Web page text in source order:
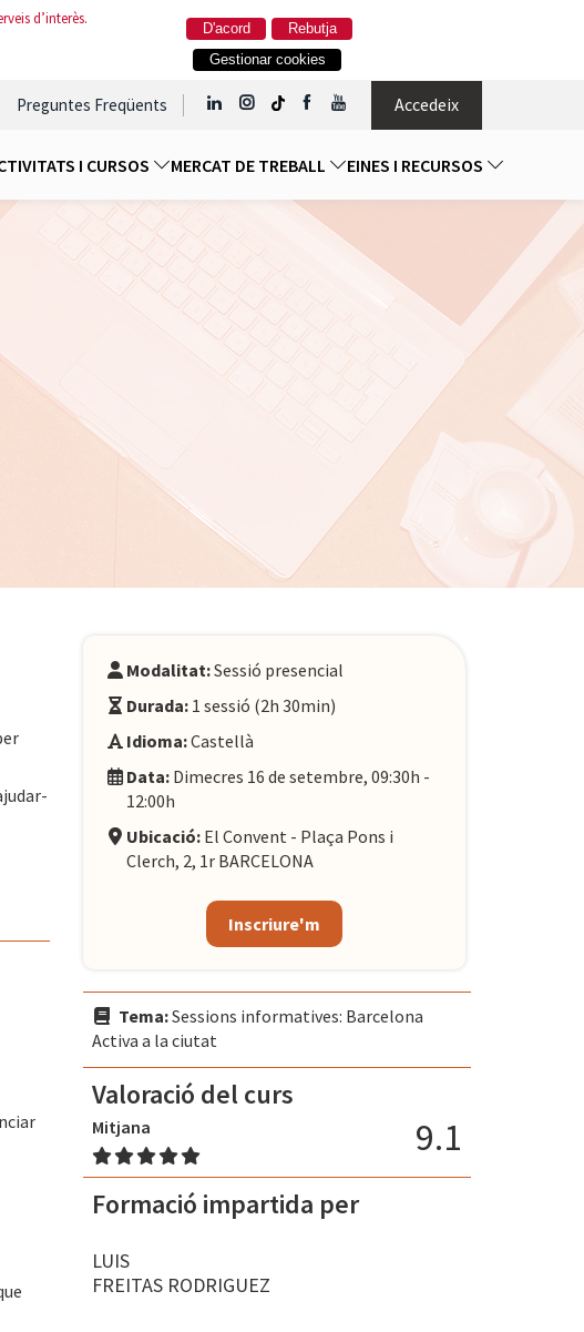
d’interès.
Rebutja
D'acord
Gestionar cookies
Preguntes Freqüents Accedeix
I CURSOS MERCAT DE TREBALL EINES I RECURSOS
Modalitat:Sessió presencial
Durada: 1 sessió (2h 30min)
Idioma:Castellà
Data: Dimecres 16 de setembre, 09:30h -
12:00h
Ubicació: El Convent - Plaça Pons i
Clerch, 2, 1r BARCELONA
Inscriure'm
Tema:Sessions informatives: Barcelona
Activa a la ciutat
Valoració del curs
Mitjana 9.1
Formació impartida per
LUIS
FREITAS RODRIGUEZ